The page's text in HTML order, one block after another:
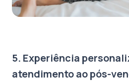
5. Experiência
atendimento ao pós-